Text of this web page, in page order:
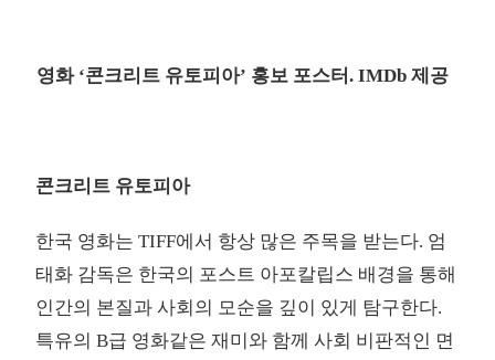
영화 ‘콘크리트 유토피아’ 홍보 포스터. IMDb 제공
콘크리트 유토피아
한국 영화는 TIFF에서 항상 많은 주목을 받는다. 엄
태화 감독은 한국의 포스트 아포칼립스 배경을 통해
인간의 본질과 사회의 모순을 깊이 있게 탐구한다.
특유의 B급 영화같은 재미와 함께 사회 비판적인 면